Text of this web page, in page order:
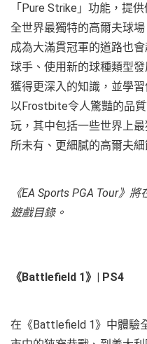
「Pure Strike」功能，提
全世界最獨特的高爾夫球
成為大滿貫冠軍的道路也
球手、使用新的球種類型
獲得更深入的知識，並學
以Frostbite令人驚豔的品
玩，其中包括一些世界上
所未有、更細膩的高爾夫細
《EA Sports PGA Tour》將
遊戲目錄。
《Battlefield 1》 | PS4
在《Battlefield 1》中體驗